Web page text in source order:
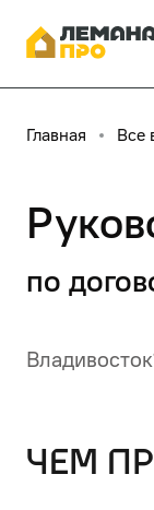
Главная Все
по
Владивосток
чем